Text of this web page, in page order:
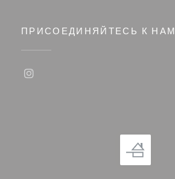
ПРИСОЕДИНЯЙТЕСЬ К НАМ